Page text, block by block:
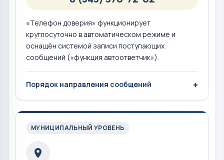
«Телефон доверия» функционирует
круглосуточно в автоматическом режиме и
оснащён системой записи поступающих
сообщений («функция автоответчик»).
Порядок направления сообщений
МУНИЦИПАЛЬНЫЙ УРОВЕНЬ